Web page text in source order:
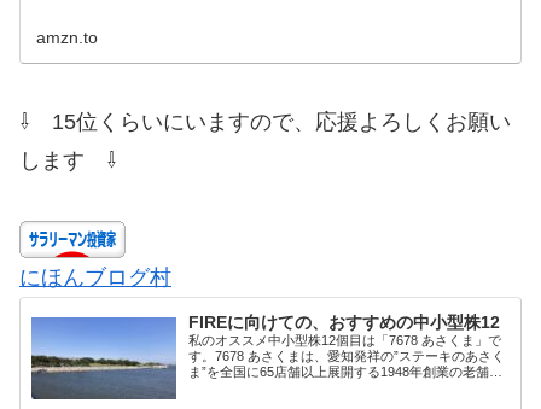
amzn.to
⇩ 15位くらいにいますので、応援よろしくお願い
します ⇩
にほんブログ村
FIREに向けての、おすすめの中小型株12
私のオススメ中小型株12個目は「7678 あさくま」で
す。7678 あさくまは、愛知発祥の”ステーキのあさく
ま”を全国に65店舗以上展開する1948年創業の老舗ス